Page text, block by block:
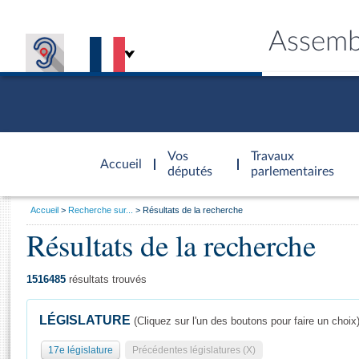
Accueil
d'accueil
Vos
députés
Travaux
parlementaires
Général
Vous
Accueil Recherche sur... Résultats de la recherche
Résultats de la recherche
1516485 résultats trouvés
LÉGISLATURE (Cliquez sur l'un des boutons pour faire un choix)
17e législature Précédentes législatures (X)